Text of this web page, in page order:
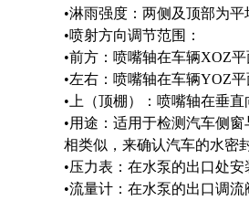
•淋雨强度：两侧及顶部为平
•喷射方向调节范围：
•前方：喷嘴轴在车辆XOZ
•左右：喷嘴轴在车辆YOZ
•上（顶棚）：喷嘴轴在垂
•用途：适用于检测汽车侧
相类似，来确认汽车的水密
•压力表：在水泵的出口处安
•流量计：在水泵的出口调